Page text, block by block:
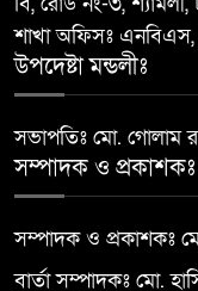
১০
শাখা অফিসঃ এনবিএস,
উপদেষ্টা মন্ডলীঃ
সভাপতিঃ মো. গোলাম
সম্পাদক ও প্রকাশকঃ
সম্পাদক ও প্রকাশকঃ
বার্তা সম্পাদকঃ মো.